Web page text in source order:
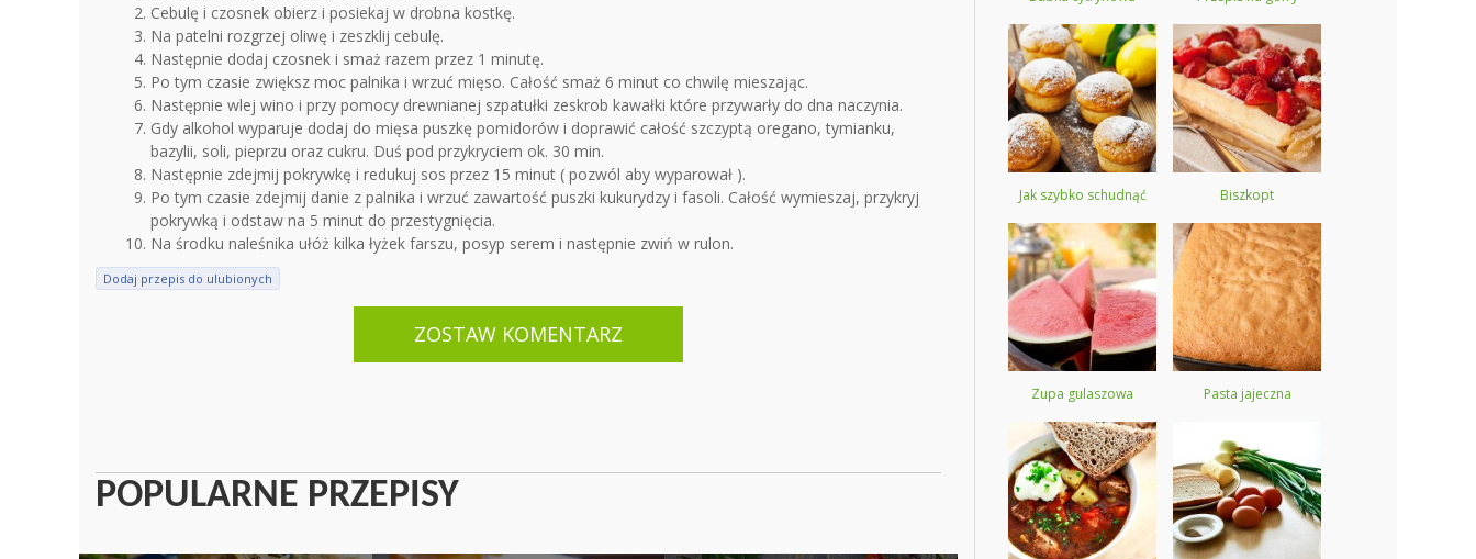
Cebulę i czosnek obierz i posiekaj w drobna kostkę.
Na patelni rozgrzej oliwę i zeszklij cebulę.
Następnie dodaj czosnek i smaż razem przez 1 minutę.
Po tym czasie zwiększ moc palnika i wrzuć mięso. Całość smaż 6 minut co chwilę mieszając.
Następnie wlej wino i przy pomocy drewnianej szpatułki zeskrob kawałki które przywarły do dna naczynia.
Gdy alkohol wyparuje dodaj do mięsa puszkę pomidorów i doprawić całość szczyptą oregano, tymianku,
bazylii, soli, pieprzu oraz cukru. Duś pod przykryciem ok. 30 min.
Następnie zdejmij pokrywkę i redukuj sos przez 15 minut ( pozwól aby wyparował ).
Po tym czasie zdejmij danie z palnika i wrzuć zawartość puszki kukurydzy i fasoli. Całość wymieszaj, przykryj
pokrywką i odstaw na 5 minut do przestygnięcia.
Na środku naleśnika ułóż kilka łyżek farszu, posyp serem i następnie zwiń w rulon.
Dodaj przepis do ulubionych
ZOSTAW KOMENTARZ
POPULARNE PRZEPISY
Jak szybko schudnąć Biszkopt
Zupa gulaszowa Pasta jajeczna